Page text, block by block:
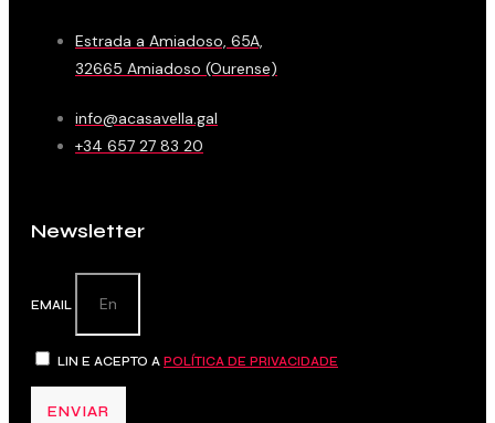
Estrada a Amiadoso, 65A,
32665 Amiadoso (Ourense)
info@acasavella.gal
+34 657 27 83 20
Newsletter
EMAIL
LIN E ACEPTO A POLÍTICA DE PRIVACIDADE
ENVIAR